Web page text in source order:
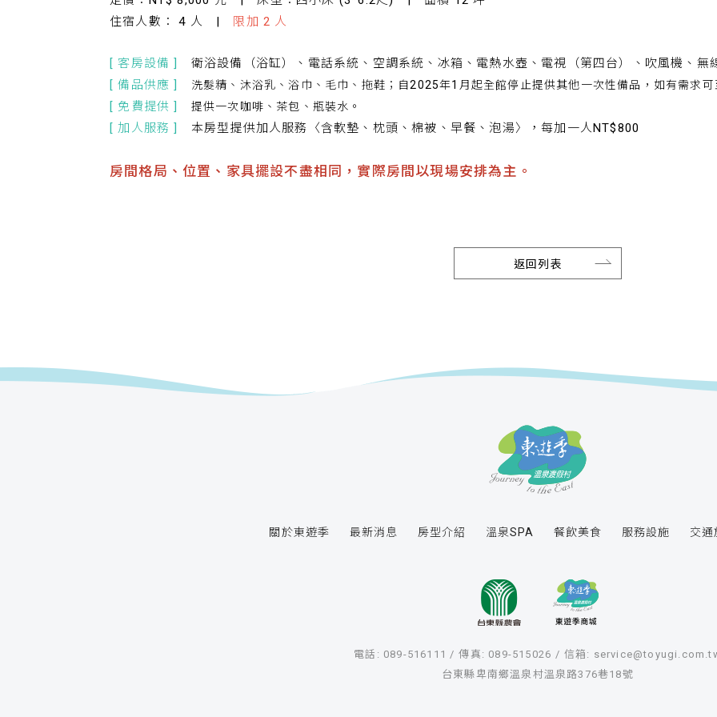
住宿人數： 4 人 |
限加 2 人
[ 客房設備 ]
衛浴設備（浴缸）、電話系統、空調系統、冰箱、電熱水壺、電視（第四台）、吹風機、無
[ 備品供應 ]
洗髮精、沐浴乳、浴巾、毛巾、拖鞋；自2025年1月起全館停止提供其他一次性備品，如有需求可
[ 免費提供 ] 提供一次咖啡、茶包、瓶裝水。
[ 加人服務 ] 本房型提供加人服務〈含軟墊、枕頭、棉被、早餐、泡湯〉，每加一人NT$800
房間格局、位置、家具擺設不盡相同，實際房間以現場安排為主。
返回列表
關於東遊季 最新消息 房型介紹 溫泉SPA 餐飲美食 服務設施 交通
電話: 089-516111 傳真: 089-515026
信箱:
台東縣卑南鄉溫泉村溫泉路376巷18號